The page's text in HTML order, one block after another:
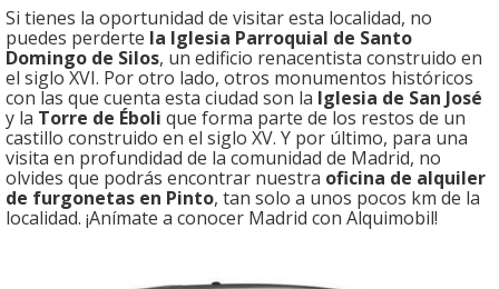
Si tienes la oportunidad de visitar esta localidad, no
puedes perderte la Iglesia Parroquial de Santo
Domingo de Silos, un edificio renacentista construido en
el siglo XVI. Por otro lado, otros monumentos históricos
con las que cuenta esta ciudad son la Iglesia de San José
y la Torre de Éboli que forma parte de los restos de un
castillo construido en el siglo XV. Y por último, para una
visita en profundidad de la comunidad de Madrid, no
olvides que podrás encontrar nuestra oficina de alquiler
de furgonetas en Pinto, tan solo a unos pocos km de la
localidad. ¡Anímate a conocer Madrid con Alquimobil!